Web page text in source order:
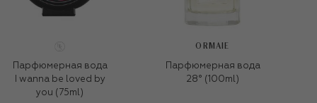
Парфюмерная вода
I wanna be loved by
you (75ml)
ORMAIE
Парфюмерная вода
28° (100ml)